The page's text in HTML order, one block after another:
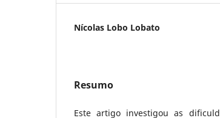
Nícolas Lobo Lobato
Resumo
Este artigo investigou as